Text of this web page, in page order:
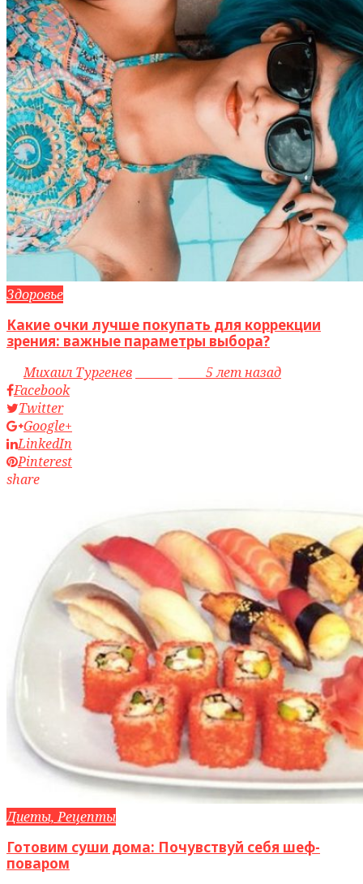
Здоровье
Какие очки лучше покупать для коррекции
зрения: важные параметры выбора?
byМихаил Тургенев
5 лет назад
Facebook
Twitter
Google+
LinkedIn
Pinterest
share
Диеты, Рецепты
Готовим суши дома: Почувствуй себя шеф-
поваром